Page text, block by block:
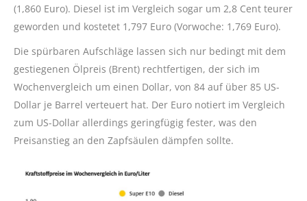
(1,860 Euro). Diesel ist im Vergleich sogar um 2,8 Cent teurer
geworden und kostetet 1,797 Euro (Vorwoche: 1,769 Euro).
Die spürbaren Aufschläge lassen sich nur bedingt mit dem
gestiegenen Ölpreis (Brent) rechtfertigen, der sich im
Wochenvergleich um einen Dollar, von 84 auf über 85 US-
Dollar je Barrel verteuert hat. Der Euro notiert im Vergleich
zum US-Dollar allerdings geringfügig fester, was den
Preisanstieg an den Zapfsäulen dämpfen sollte.